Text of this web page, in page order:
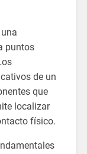
puntos
de un
que
localizar
físico.